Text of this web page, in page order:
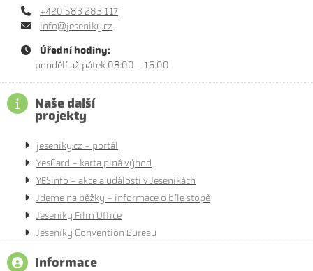
+420 583 283 117
info@jeseniky.cz
Úřední hodiny:
pondělí až pátek 08:00 - 16:00
Naše další
projekty
jeseniky.cz - portál
YesCard - karta plná výhod
YESinfo - akce a události v Jeseníkách
Jdeme na běžky - informace o bíle stopě
Jeseníky Film Office
Jeseníky Convention Bureau
Informace